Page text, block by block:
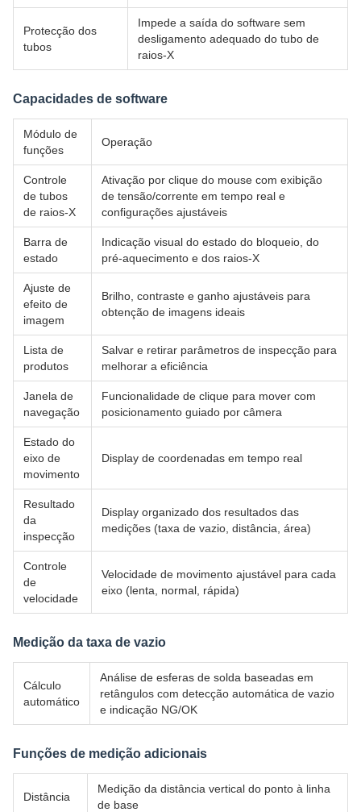
Protecção dos
tubos
Impede a saída do software sem
desligamento adequado do tubo de
raios-X
Capacidades de software
Módulo de
funções
Operação
Controle
de tubos
de raios-X
Ativação por clique do mouse com exibição
de tensão/corrente em tempo real e
configurações ajustáveis
Barra de
estado
Indicação visual do estado do bloqueio, do
pré-aquecimento e dos raios-X
Ajuste de
efeito de
imagem
Brilho, contraste e ganho ajustáveis para
obtenção de imagens ideais
Lista de
produtos
Salvar e retirar parâmetros de inspecção para
melhorar a eficiência
Janela de
navegação
Funcionalidade de clique para mover com
posicionamento guiado por câmera
Estado do
eixo de
movimento
Display de coordenadas em tempo real
Resultado
da
inspecção
Display organizado dos resultados das
medições (taxa de vazio, distância, área)
Controle
de
velocidade
Velocidade de movimento ajustável para cada
eixo (lenta, normal, rápida)
Medição da taxa de vazio
Cálculo
automático
Análise de esferas de solda baseadas em
retângulos com detecção automática de vazio
e indicação NG/OK
Funções de medição adicionais
Distância
Medição da distância vertical do ponto à linha
de base